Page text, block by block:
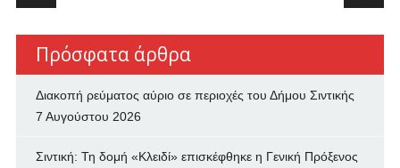
Πρόσφατα άρθρα
Διακοπή ρεύματος αύριο σε περιοχές του Δήμου Σιντικής
7 Αυγούστου 2026
Σιντική: Τη δομή «Κλειδί» επισκέφθηκε η Γενική Πρόξενος